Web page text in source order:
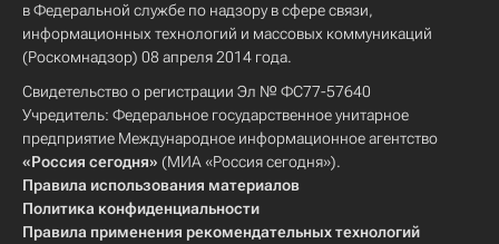
в Федеральной службе по надзору в сфере связи,
информационных технологий и массовых коммуникаций
(Роскомнадзор) 08 апреля 2014 года.
Свидетельство о регистрации Эл № ФС77-57640
Учредитель: Федеральное государственное унитарное
предприятие Международное информационное агентство
«Россия сегодня» (МИА «Россия сегодня»).
Правила использования материалов
Политика конфиденциальности
Правила применения рекомендательных технологий